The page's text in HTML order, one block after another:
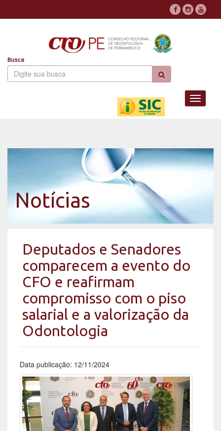
Busca
Toggle
Notícias
Deputados e Senadores
comparecem a evento do
CFO e reafirmam
compromisso com o piso
salarial e a valorização da
Odontologia
Data publicação: 12/11/2024